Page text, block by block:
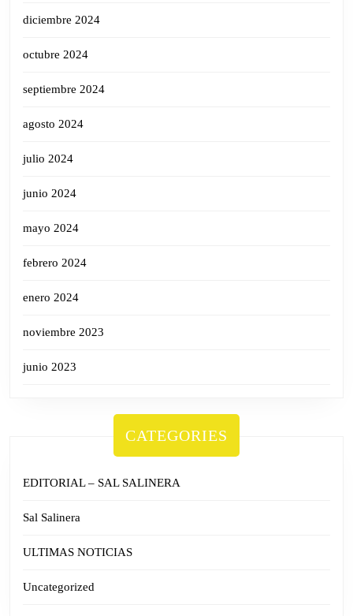
diciembre 2024
octubre 2024
septiembre 2024
agosto 2024
julio 2024
junio 2024
mayo 2024
febrero 2024
enero 2024
noviembre 2023
junio 2023
CATEGORIES
EDITORIAL – SAL SALINERA
Sal Salinera
ULTIMAS NOTICIAS
Uncategorized